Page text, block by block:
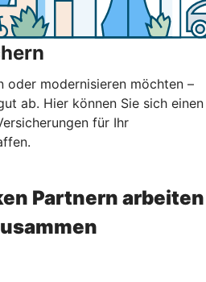
oder modernisieren möchten –
ab. Hier können Sie sich einen
für Ihr
Partnern arbeiten